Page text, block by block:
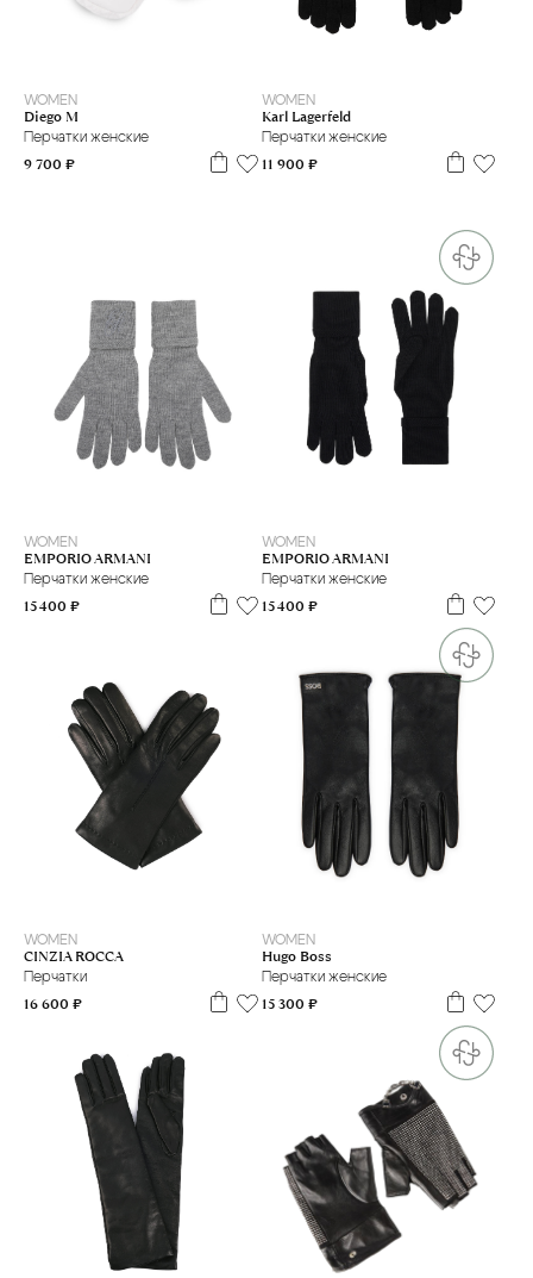
WOMEN
Diego M
Перчатки женские
9 700 ₽
WOMEN
Karl Lagerfeld
Перчатки женские
11 900 ₽
WOMEN
EMPORIO ARMANI
Перчатки женские
15 400 ₽
WOMEN
EMPORIO ARMANI
Перчатки женские
15 400 ₽
WOMEN
CINZIA ROCCA
Перчатки
16 600 ₽
WOMEN
Hugo Boss
Перчатки женские
15 300 ₽